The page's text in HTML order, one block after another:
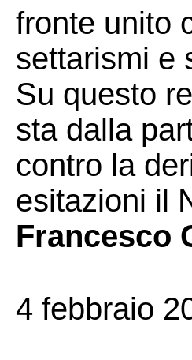
fronte unito
settarismi e
Su questo
sta dalla
contro la
esitazioni il
Francesco
4 febbraio